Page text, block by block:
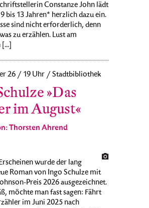
Constanze John lädt
bis 13 Jahren* herzlich dazu ein.
sind nicht erforderlich, denn
zu erzählen. Lust am
26 / 19 Uhr / Stadtbibliothek
»Das
im August«
Thorsten Ahrend
wurde der lang
Roman von Ingo Schulze mit
Preis 2026 ausgezeichnet.
möchte man fast sagen: Fährt
im Juni 2025 nach